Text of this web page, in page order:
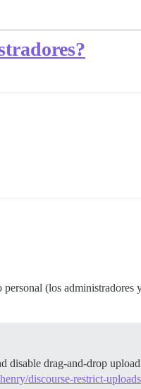
(los administradores
drag-and-drop
discourse-restrict-uploads